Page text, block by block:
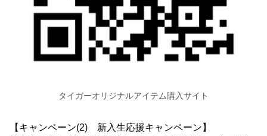
タイガーオリジナルアイテム購入サイト
【キャンペーン(2) 新入生応援キャンペーン】